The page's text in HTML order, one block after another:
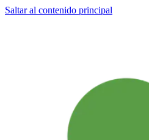
Saltar al contenido principal